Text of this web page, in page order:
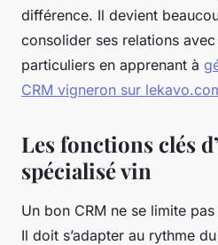
différence. Il devient
consolider ses relations
particuliers en apprenant à
CRM vigneron sur
Les fonctions clés
spécialisé vin
Un bon CRM ne se limite
Il doit s’adapter au rythme